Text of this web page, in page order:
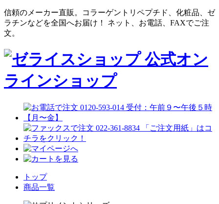
信頼のメーカー直販。コラーゲントリペプチド、化粧品、ゼ
ラチンなどを全国へお届け！ ネット、お電話、FAXでご注
文。
トップ
商品一覧